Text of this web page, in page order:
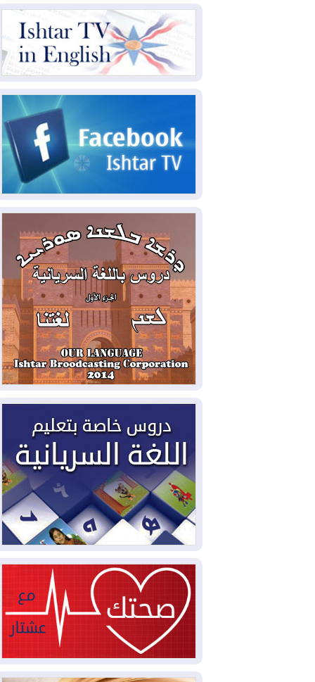
2026-08-06ائتلاف ادارة الدولة: من
يقومون بسلوك يهدد امن البلاد خارجون عن
القانون يجب محاربتهم
2026-08-06بعد هجومين قرب باب المندب..
الأحمر
2026-08-06مئات القاصرين بلا مأوى.. أزمة
سبتة تتصاعد وتضغط على مدريد
لمدة عام.. بدء توريد 100
مليون قدم مكعب يومياً من غاز كورمور في
إقليم كوردستان إلى وزارة الكهرباء العراقية
2026-08-05
15كارثة بيئية ومناخية ترسم
ملامح أخطر التحديات التي تواجه العراق
اليوم
2026-08-05
حرائق فرنسا.. توقيف 402
شخص بينهم 156 قاصرا منذ بداية موسم
الحرائق
2026-08-04سومو: إنتاج النفط في إقليم
كوردستان انخفض إلى أقل من 10%
ملفات حقبة الكاظمي تعود إلى
الواجهة.. أنباء عن مراجعات قضائية
وتحقيقات أوسع في قضايا فساد
2026-08-04بيترو يشكو تزوير الانتخابات
الرئاسية ويحذر من "حرب أهلية" في
كولومبيا
2026-08-03رئيس إقليم كوردستان في
2026-08-03
العراق يؤكد مجدداً التزامه
بمنع الهجمات على الدول المجاورة
2026-08-03
العجز والاقتراض يطوقان
المالية العراقية.. اقتراض يتجاوز 3 تريليونات
دينار!